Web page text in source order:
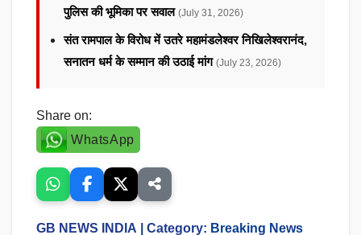
पुलिस की भूमिका पर सवाल (July 31, 2026)
संत रामपाल के विरोध में उतरे महामंडलेश्वर निखिलेश्वरानंद,
सनातन धर्म के सम्मान की उठाई मांग (July 23, 2026)
Share on:
WhatsApp
GB NEWS INDIA | Category: Breaking News